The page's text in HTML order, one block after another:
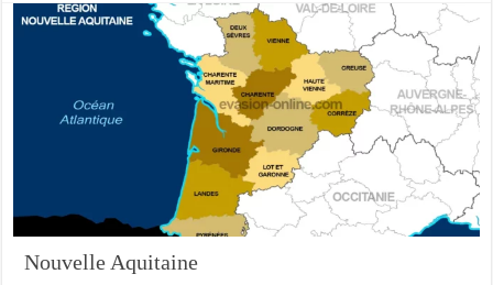
Nouvelle Aquitaine